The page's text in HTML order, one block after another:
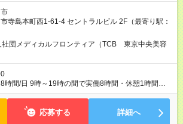
リ】 年次昇給制度で毎年月給が上がっていくので
でもしっかり昇給♪ 【大手ならではの豊富な
】 女性管理職割合86％！ クリニック内の役職だけ
TCBグループとしての役職、バックオフィスへの転
挙げて挑戦することができます！ 【様々な業界
平均年齢は27歳！ 美容部員やエステ、脱毛などの
アパレル、飲食など他業界の接客業 事務、公務員
経験者まで活躍中！ 未経験から憧れの美容業界へ
雇用形態と給与に、本採用時と異なる部分がありま
態：中途採用（契約社員） 給与：月給 260,000円以
寺島本町西1-61-4 セントラルビル 2F（最寄り駅：
社団メディカルフロンティア（TCB 東京中央美容
時間/日 9時～19時の間で実働8時間・休憩1時間
により9:00~18:00or10:00~19:00勤務） 【残業ほ
を入れたり、お買い物、ピラティスのレッスンな
応募する 詳細へ